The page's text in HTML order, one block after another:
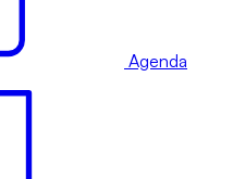
Agenda